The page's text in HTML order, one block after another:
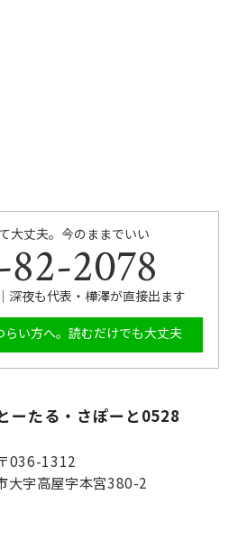
大丈夫。今のままでいい
82-2078
深夜も代表・樺澤が直接出ます
らい方へ。読むだけでも大丈夫
ーたる・さぽーと0528
036-1312
大字高屋字本宮380-2